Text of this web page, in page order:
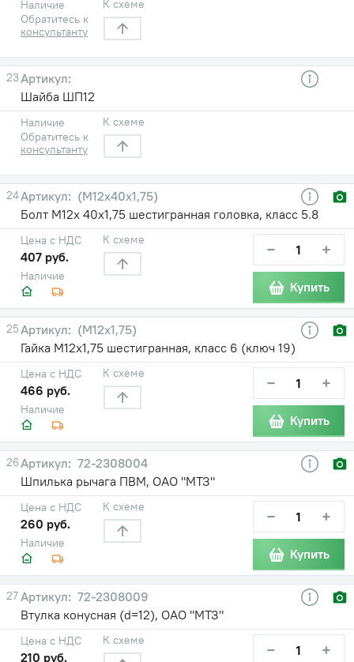
Наличие
Обратитесь к
консультанту
К схеме
23
Шайба ШП12
Наличие
Обратитесь к
консультанту
К схеме
24
(М12х40х1,75)
Болт М12х 40х1,75 шестигранная головка, класс 5.8
Наличие
Цена с НДС
407 руб.
К схеме − +
Купить
25
(М12х1,75)
Гайка М12х1,75 шестигранная, класс 6 (ключ 19)
Наличие
Цена с НДС
466 руб.
К схеме − +
Купить
26
72-2308004
Шпилька рычага ПВМ, ОАО "МТЗ"
Наличие
Цена с НДС
260 руб.
К схеме − +
Купить
27
72-2308009
Втулка конусная (d=12), ОАО "МТЗ"
Цена с НДС
210 руб.
К схеме − +